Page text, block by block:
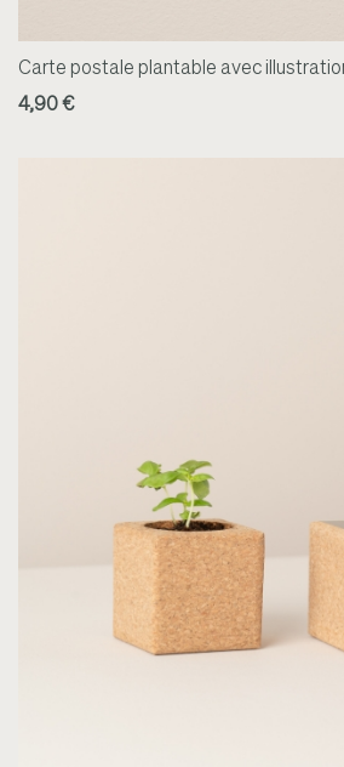
Carte postale plantable avec
4,90 €